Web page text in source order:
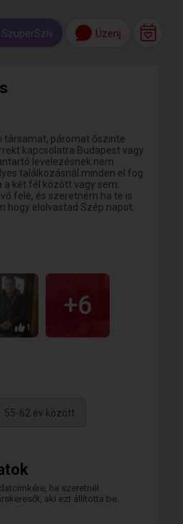
SzuperSzív Üzenj
társamat, páromat őszinte
kapcsolatra Budapest vagy
levelezésnek nem
találkozásnál minden el fog
a két fél között vagy sem.
felé, és szeretném ha te is
hogy elolvastad Szép napot.
1
+6
55-62 év között
ha szeretnél
aki ezt állította be.